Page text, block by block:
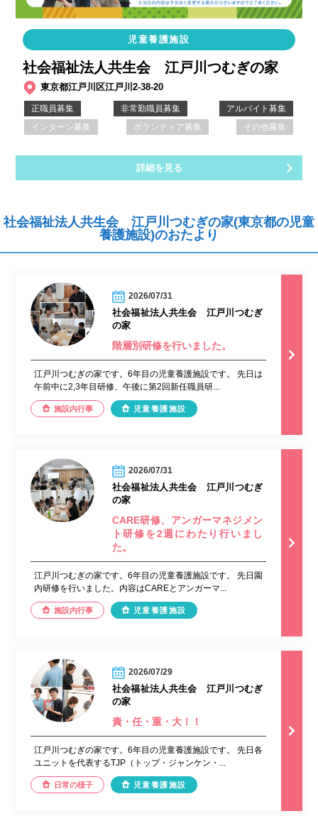
児童養護施設
社会福祉法人共生会 江戸川つむぎの家
東京都江戸川区江戸川2-38-20
正職員募集 非常勤職員募集
アルバイト募集
インターン募集
ボランティア募集 その他募集
詳細を見る
社会福祉法人共生会 江戸川つむぎの家(東京都の児童
養護施設)のおたより
2026/07/31
社会福祉法人共生会 江戸川つむぎ
の家
階層別研修を行いました。
江戸川つむぎの家です。6年目の児童養護施設です。 先日は
午前中に2,3年目研修、午後に第2回新任職員研...
施設内行事 児童養護施設
2026/07/31
社会福祉法人共生会 江戸川つむぎ
の家
CARE研修、アンガーマネジメン
ト研修を2週にわたり行いまし
た。
江戸川つむぎの家です。6年目の児童養護施設です。 先日園
内研修を行いました。内容はCAREとアンガーマ...
施設内行事 児童養護施設
2026/07/29
社会福祉法人共生会 江戸川つむぎ
の家
責・任・重・大！！
江戸川つむぎの家です。6年目の児童養護施設です。 先日各
ユニットを代表するTJP（トップ・ジャンケン・...
日常の様子 児童養護施設